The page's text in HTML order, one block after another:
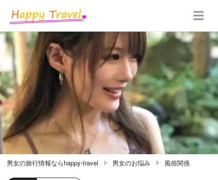
男女の旅行情報ならhappy-travel 男女のお悩み 風俗関係